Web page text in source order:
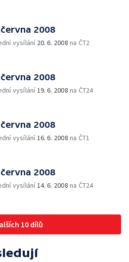
2008
vysílání 20. 6. 2008 na ČT2
2008
vysílání19. 6. 2008 na ČT24
2008
vysílání16. 6. 2008 na ČT1
2008
vysílání14. 6. 2008 na ČT24
10 dílů